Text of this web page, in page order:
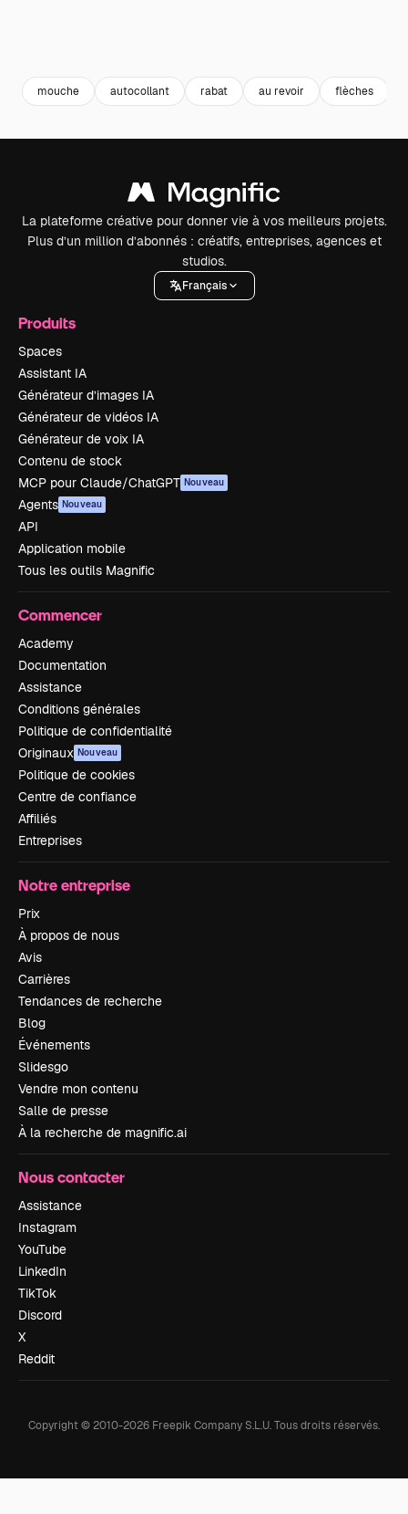
mouche autocollant rabat au revoir flèches
La plateforme créative pour donner vie à vos meilleurs projets.
Plus d’un million d’abonnés : créatifs, entreprises, agences et
studios.
Français
Produits
Spaces
Assistant IA
Générateur d’images IA
Générateur de vidéos IA
Générateur de voix IA
Contenu de stock
MCP pour Claude/ChatGPT Nouveau
Agents Nouveau
API
Application mobile
Tous les outils Magnific
Commencer
Academy
Documentation
Assistance
Conditions générales
Politique de confidentialité
Originaux Nouveau
Politique de cookies
Centre de confiance
Affiliés
Entreprises
Notre entreprise
Prix
À propos de nous
Avis
Carrières
Tendances de recherche
Blog
Événements
Slidesgo
Vendre mon contenu
Salle de presse
À la recherche de magnific.ai
Nous contacter
Assistance
Instagram
YouTube
LinkedIn
TikTok
Discord
X
Reddit
Copyright © 2010-2026 Freepik Company S.L.U.Tous droits réservés.